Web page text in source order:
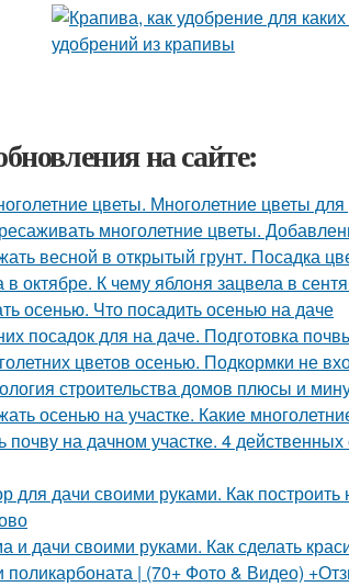
на сайте:
цветы. Многолетние цветы для
многолетние цветы.
весной в открытый грунт. Посадка
в октябре. К чему яблоня зацвела в
осенью. Что посадить осенью на даче
посадок для на даче. Подготовка
цветов осенью. Подкормки не
строительства домов плюсы и
осенью на участке. Какие
почву на дачном участке. 4
для дачи своими руками. Как
и дачи своими руками. Как сделать
поликарбоната | (70+ Фото & Видео)